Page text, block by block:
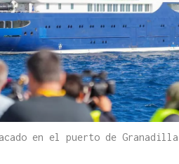
en el puerto de Granadilla